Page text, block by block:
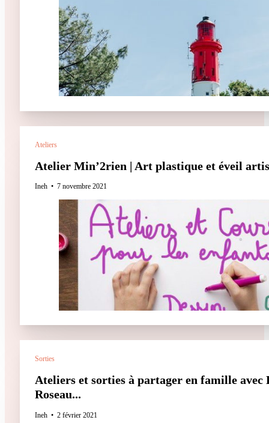
Ateliers
Atelier Min’2rien | Art plastique et éveil
Ineh 7 novembre 2021
Sorties
Ateliers et sorties à partager en famille avec
Roseau...
Ineh 2 février 2021